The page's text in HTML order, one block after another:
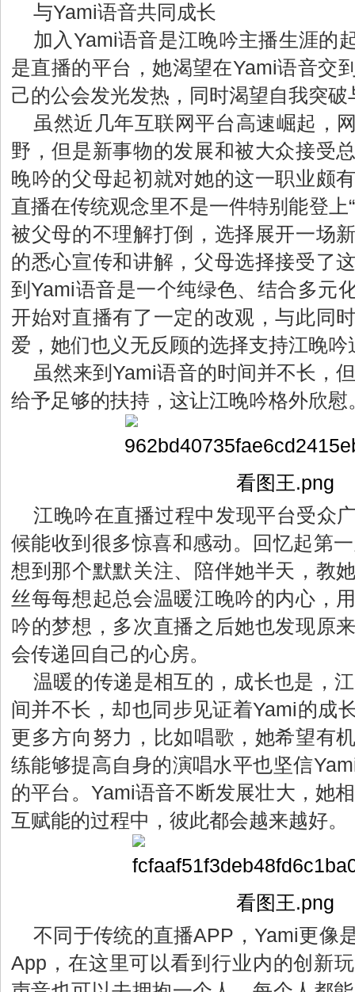
与Yami语音共同成长
加入Yami语音是江晚吟主播生涯的
是直播的平台，她渴望在Yami语音交
己的公会发光发热，同时渴望自我突破
虽然近几年互联网平台高速崛起，
野，但是新事物的发展和被大众接受
晚吟的父母起初就对她的这一职业颇
直播在传统观念里不是一件特别能登上
被父母的不理解打倒，选择展开一场
的悉心宣传和讲解，父母选择接受了
到Yami语音是一个纯绿色、结合多元
开始对直播有了一定的改观，与此同
爱，她们也义无反顾的选择支持江晚吟
虽然来到Yami语音的时间并不长，
给予足够的扶持，这让江晚吟格外欣慰
江晚吟在直播过程中发现平台受众
候能收到很多惊喜和感动。回忆起第
想到那个默默关注、陪伴她半天，教
丝每每想起总会温暖江晚吟的内心，
吟的梦想，多次直播之后她也发现原
会传递回自己的心房。
温暖的传递是相互的，成长也是，
间并不长，却也同步见证着Yami的成
更多方向努力，比如唱歌，她希望有
练能够提高自身的演唱水平也坚信
的平台。Yami语音不断发展壮大，她
互赋能的过程中，彼此都会越来越好。
不同于传统的直播APP，Yami更像
App，在这里可以看到行业内的创新